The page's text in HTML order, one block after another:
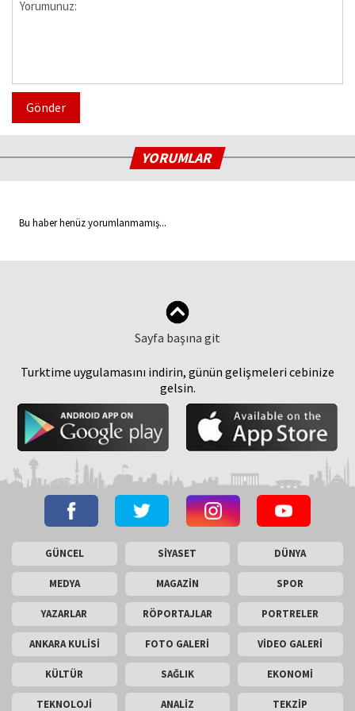
Gönder
YORUMLAR
Bu haber henüz yorumlanmamış...
Sayfa başına git
Turktime uygulamasını indirin, günün gelişmeleri cebinize
gelsin.
GÜNCEL SİYASET DÜNYA
MEDYA MAGAZİN SPOR
YAZARLAR RÖPORTAJLAR PORTRELER
ANKARA KULİSİ FOTO GALERİ VİDEO GALERİ
KÜLTÜR SAĞLIK EKONOMİ
TEKNOLOJİ ANALİZ TEKZİP